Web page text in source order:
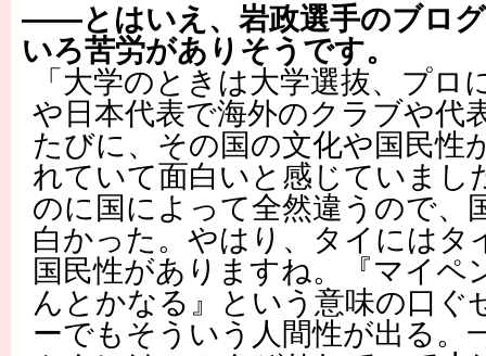
――とはいえ、岩政選手のブロ
いろ苦労がありそうです。
「大学のときは大学選抜、プロ
や日本代表で海外のクラブや代
たびに、その国の文化や国民性
れていて面白いと感じていまし
のに国によって全然違うので、
白かった。やはり、タイにはタ
国民性がありますね。『マイペ
んとかなる』という意味の口ぐ
ーでもそういう人間性が出る。